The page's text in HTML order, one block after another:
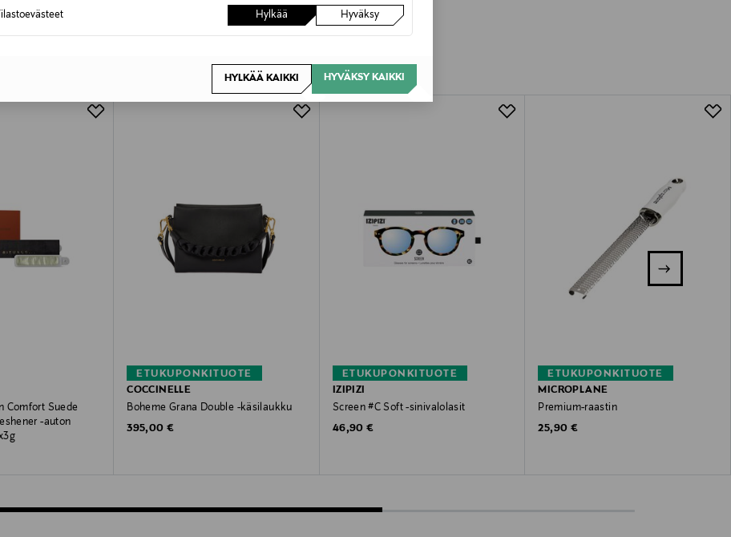
Hylkää Hyväksy
HYLKÄÄ KAIKKI HYVÄKSY KAIKKI
Comfort Suede
-auton
ETUKUPONKITUOTE
COCCINELLE
Boheme Grana Double -käsilaukku
Original Price
395,00 €
ETUKUPONKITUOTE
IZIPIZI
Screen #C Soft -sinivalolasit
Original Price
46,90 €
ETUKUPONKITUOTE
MICROPLANE
Premium-raastin
Original Price
25,90 €